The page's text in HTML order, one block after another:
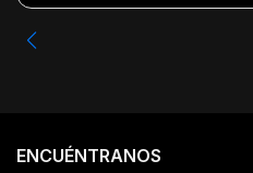
ENCUÉNTRANOS